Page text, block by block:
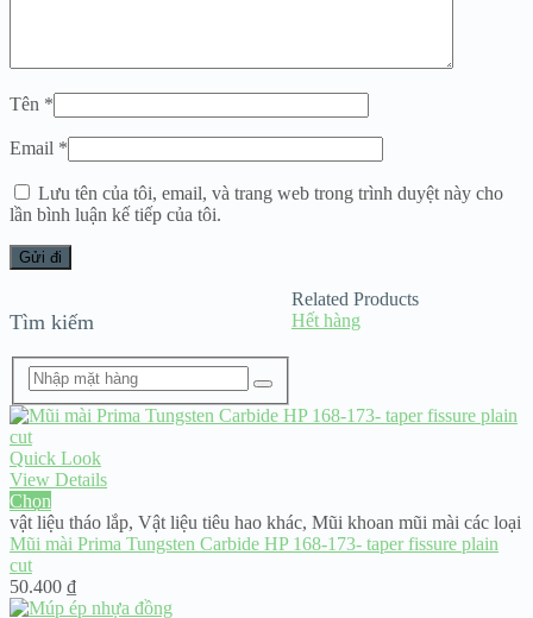
Tên *
Email *
Lưu tên của tôi, email, và trang web trong trình duyệt này cho
lần bình luận kế tiếp của tôi.
Tìm kiếm
Related Products
Hết hàng
Quick Look
View Details
Chọn
vật liệu tháo lắp, Vật liệu tiêu hao khác, Mũi khoan mũi mài các loại
Mũi mài Prima Tungsten Carbide HP 168-173- taper fissure plain
cut
50.400 ₫